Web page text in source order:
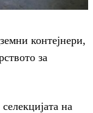
контејнери,
за
на